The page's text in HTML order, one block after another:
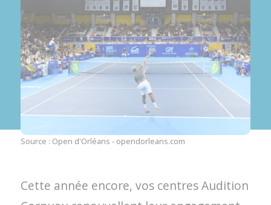
Source : Open d'Orléans - opendorleans.com
Cette année encore, vos centres Audition